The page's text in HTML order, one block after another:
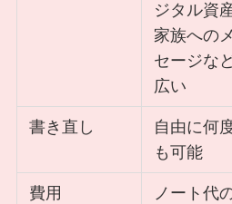
ジタル資産
家族への
セージな
広い
書き直し
自由に何
も可能
費用
ノート代